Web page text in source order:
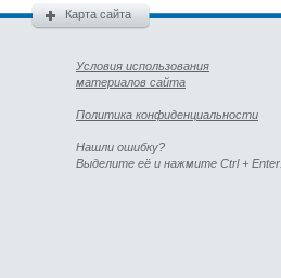
Карта сайта
Условия использования
материалов сайта
Политика конфиденциальности
Нашли ошибку?
Выделите её и нажмите Ctrl + Enter.